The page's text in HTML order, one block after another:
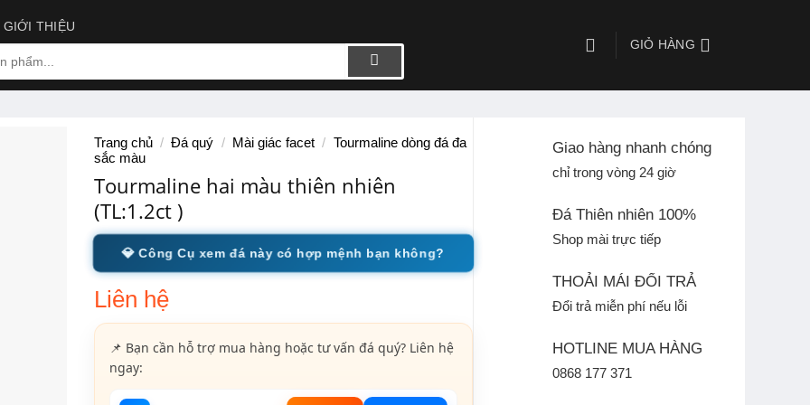
GIỚI THIỆU
GIỎ HÀNG
Giao hàng nhanh chóng
chỉ trong vòng 24 giờ
Đá Thiên nhiên 100%
Shop mài trực tiếp
THOẢI MÁI ĐỔI TRẢ
Đổi trả miễn phí nếu lỗi
HOTLINE MUA HÀNG
0868 177 371
Trang chủ / Đá quý / Mài giác facet / Tourmaline dòng đá đa
sắc màu
Tourmaline hai màu thiên nhiên
(TL:1.2ct )
💎 Công Cụ xem đá này có hợp mệnh bạn không?
Liên hệ
📌 Bạn cần hỗ trợ mua hàng hoặc tư vấn đá quý? Liên hệ
ngay: